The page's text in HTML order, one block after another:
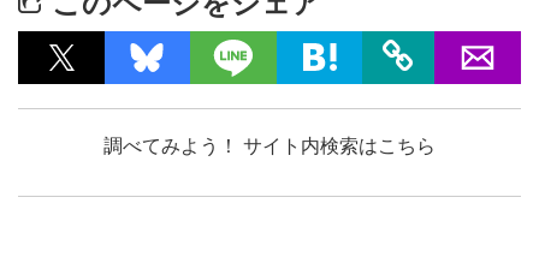
調べてみよう！ サイト内検索はこちら